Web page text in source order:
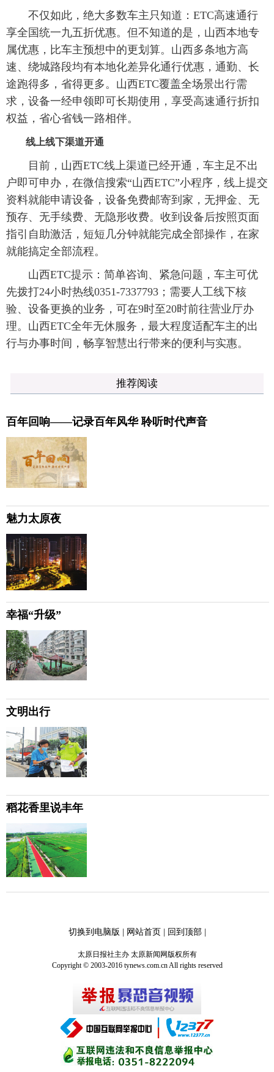
不仅如此，绝大多数车主只知道：ETC高速通行
享全国统一九五折优惠。但不知道的是，山西本地专
属优惠，比车主预想中的更划算。山西多条地方高
速、绕城路段均有本地化差异化通行优惠，通勤、长
途跑得多，省得更多。山西ETC覆盖全场景出行需
求，设备一经申领即可长期使用，享受高速通行折扣
权益，省心省钱一路相伴。
线上线下渠道开通
目前，山西ETC线上渠道已经开通，车主足不出
户即可申办，在微信搜索“山西ETC”小程序，线上提交
资料就能申请设备，设备免费邮寄到家，无押金、无
预存、无手续费、无隐形收费。收到设备后按照页面
指引自助激活，短短几分钟就能完成全部操作，在家
就能搞定全部流程。
山西ETC提示：简单咨询、紧急问题，车主可优
先拨打24小时热线0351-7337793；需要人工线下核
验、设备更换的业务，可在9时至20时前往营业厅办
理。山西ETC全年无休服务，最大程度适配车主的出
行与办事时间，畅享智慧出行带来的便利与实惠。
推荐阅读
百年回响——记录百年风华 聆听时代声音
魅力太原夜
幸福“升级”
文明出行
稻花香里说丰年
切换到电脑版 | 网站首页| 回到顶部|
太原日报社主办 太原新闻网版权所有
Copyright © 2003-2016 tynews.com.cn All rights reserved